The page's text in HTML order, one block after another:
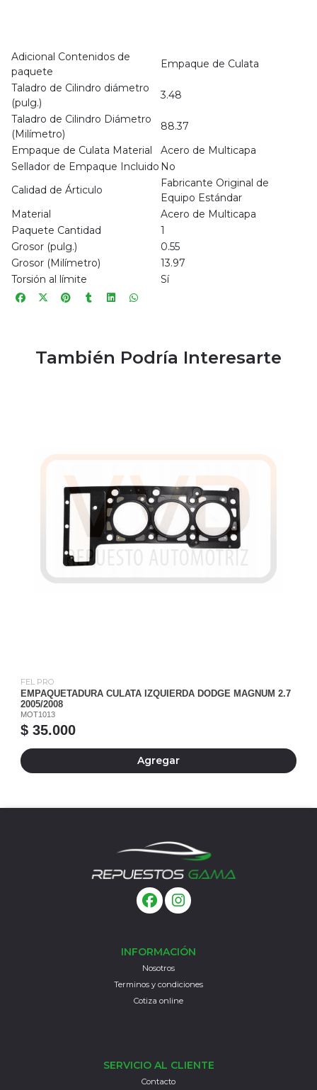
Adicional Contenidos de
paquete
Empaque de Culata
Taladro de Cilindro diámetro
(pulg.)
3.48
Taladro de Cilindro Diámetro
(Milímetro)
88.37
Empaque de Culata Material
Acero de Multicapa
Sellador de Empaque Incluido No
Calidad de Árticulo
Fabricante Original de
Equipo Estándar
Material
Acero de Multicapa
Paquete Cantidad
1
Grosor (pulg.)
0.55
Grosor (Milímetro)
13.97
Torsión al límite
Sí
También Podría Interesarte
FEL PRO
EMPAQUETADURA CULATA IZQUIERDA DODGE MAGNUM 2.7
2005/2008
MOT1013
$ 35.000
Agregar
INFORMACIÓN
Nosotros
Terminos y condiciones
Cotiza online
SERVICIO AL CLIENTE
Contacto